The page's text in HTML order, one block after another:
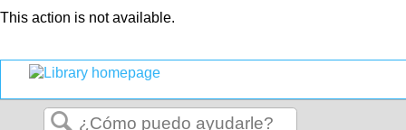
This action is not available.